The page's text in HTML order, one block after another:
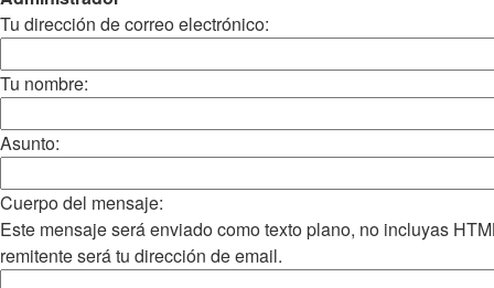
Tu dirección de correo electrónico:
Tu nombre:
Asunto:
Cuerpo del mensaje:
Este mensaje será enviado como texto plano, no incluyas
remitente será tu dirección de email.